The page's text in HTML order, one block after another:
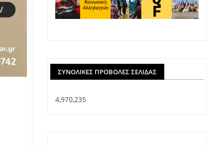
ΣΥΝΟΛΙΚΈΣ ΠΡΟΒΟΛΈΣ ΣΕΛΊΔΑΣ
4,970,235